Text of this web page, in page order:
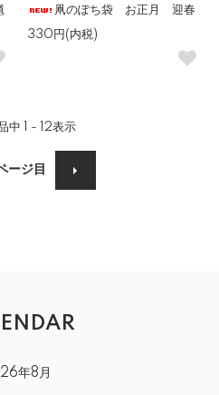
凧のぽち袋 お正月 迎春
330円(内税)
中 1 - 12表示
ージ目
年8月